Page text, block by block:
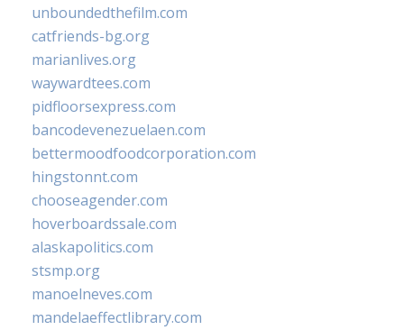
unboundedthefilm.com
catfriends-bg.org
marianlives.org
waywardtees.com
pidfloorsexpress.com
bancodevenezuelaen.com
bettermoodfoodcorporation.com
hingstonnt.com
chooseagender.com
hoverboardssale.com
alaskapolitics.com
stsmp.org
manoelneves.com
mandelaeffectlibrary.com